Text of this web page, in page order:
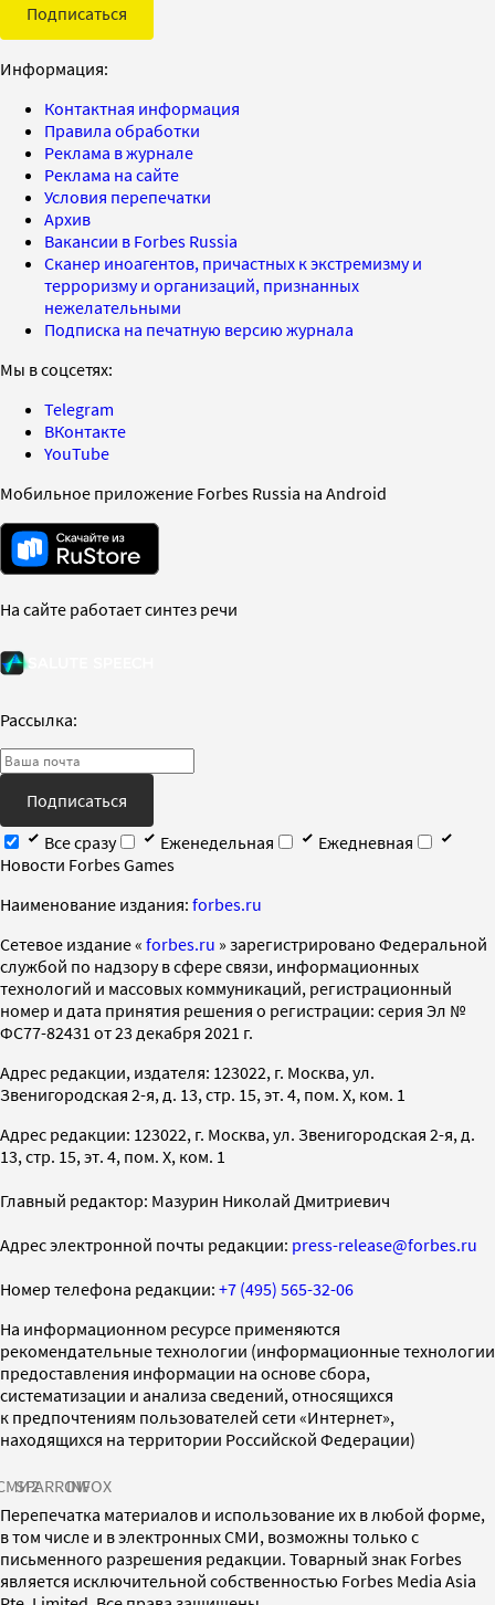
Подписаться
Информация:
Контактная информация
Правила обработки
Реклама в журнале
Реклама на сайте
Условия перепечатки
Архив
Вакансии в Forbes Russia
Сканер иноагентов, причастных к экстремизму и
терроризму и организаций, признанных
нежелательными
Подписка на печатную версию журнала
Мы в соцсетях:
Telegram
ВКонтакте
YouTube
Мобильное приложение Forbes Russia на Android
На сайте работает синтез речи
Рассылка:
Подписаться
Все сразу
Еженедельная
Ежедневная
Новости Forbes Games
Наименование издания: forbes.ru
Cетевое издание « forbes.ru » зарегистрировано Федеральной
службой по надзору в сфере связи, информационных
технологий и массовых коммуникаций, регистрационный
номер и дата принятия решения о регистрации: серия Эл №
ФС77-82431 от 23 декабря 2021 г.
Адрес редакции, издателя: 123022, г. Москва, ул.
Звенигородская 2-я, д. 13, стр. 15, эт. 4, пом. X, ком. 1
Адрес редакции: 123022, г. Москва, ул. Звенигородская 2-я, д.
13, стр. 15, эт. 4, пом. X, ком. 1
Главный редактор: Мазурин Николай Дмитриевич
Адрес электронной почты редакции: press-release@forbes.ru
Номер телефона редакции: +7 (495) 565-32-06
На информационном ресурсе применяются
рекомендательные технологии (информационные технологии
предоставления информации на основе сбора,
систематизации и анализа сведений, относящихся
к предпочтениям пользователей сети «Интернет»,
находящихся на территории Российской Федерации)
SPARROWINFOX
Перепечатка материалов и использование их в любой форме,
в том числе и в электронных СМИ, возможны только с
письменного разрешения редакции. Товарный знак Forbes
является исключительной собственностью Forbes Media Asia